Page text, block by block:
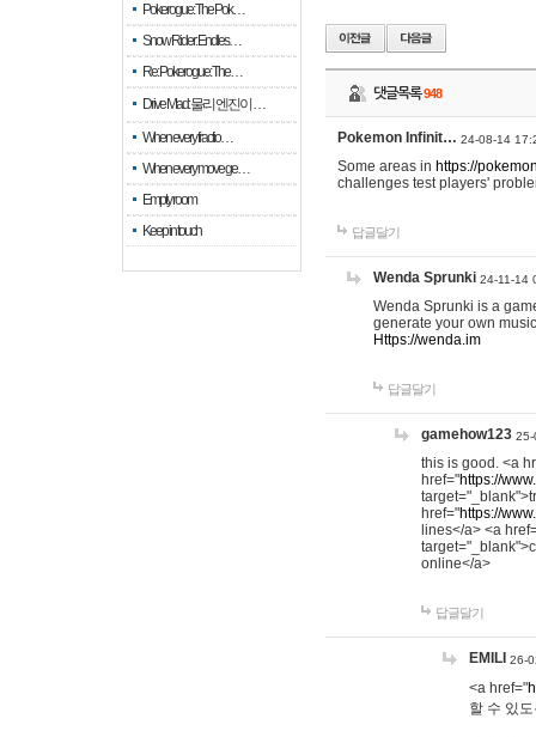
Pokerogue: The Pok…
Snow Rider: Endles…
Re: Pokerogue: The…
Drive Mad: 물리 엔진이 …
When every fractio…
When every move ge…
Empty room
Keep in touch
댓글목록948
Pokemon Infinit… 24-08-14
Some areas in https://
challenges test players'
답글달기
Wenda Sprunki 24-11-14
Wenda Sprunki is a
generate your own
Https://wenda.im
답글달기
gamehow123 25-
this is good. <a
href="https://
href="https://
lines</a> <a
online</a>
답글달기
EMILI 26-
<a href="
할 수 있